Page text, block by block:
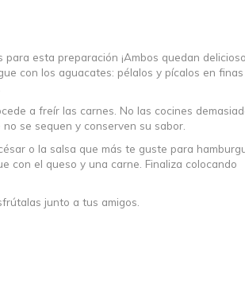
para esta preparación ¡Ambos quedan
con los aguacates: pélalos y pícalos en finas
a freír las carnes. No las cocines
se sequen y conserven su sabor.
o la salsa que más te guste para
con el queso y una carne. Finaliza colocando
junto a tus amigos.